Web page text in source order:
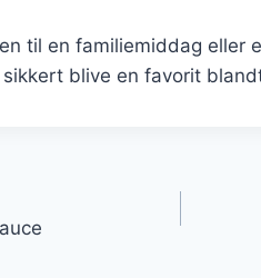
til en familiemiddag eller
blive en favorit